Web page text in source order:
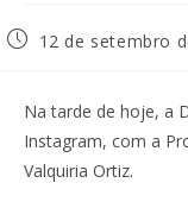
12 de setembro
Na tarde de hoje, a
Instagram, com a
Valquiria Ortiz.